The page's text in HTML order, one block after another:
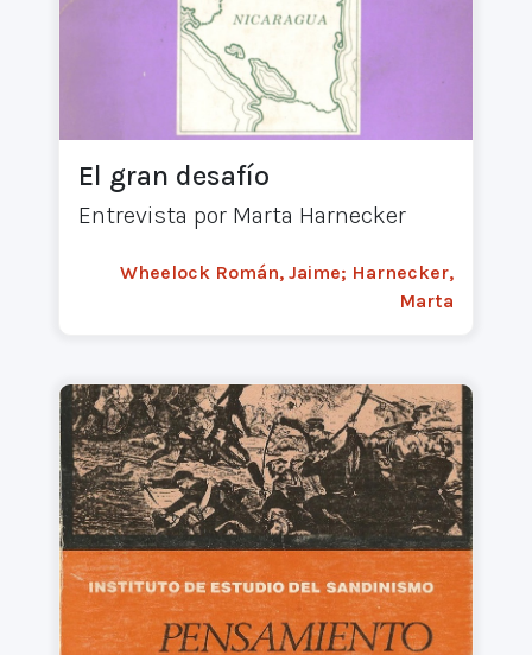
El gran desafío
Entrevista por Marta Harnecker
Wheelock Román, Jaime; Harnecker,
Marta